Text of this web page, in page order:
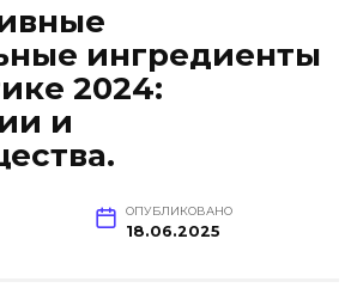
ингредиенты
2024:
и
ОПУБЛИКОВАНО
18.06.2025